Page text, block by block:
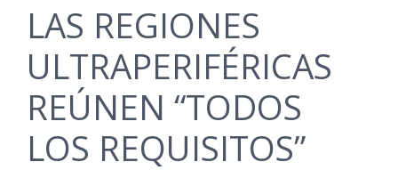
LAS REGIONES
ULTRAPERIFÉRICAS
REÚNEN “TODOS
LOS REQUISITOS”